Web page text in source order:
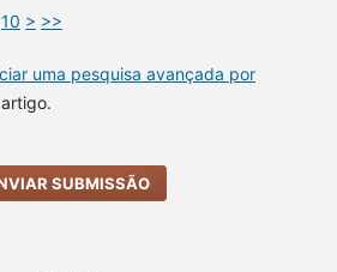
10 > >>
uma pesquisa avançada por
SUBMISSÃO